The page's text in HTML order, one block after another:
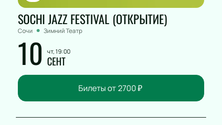
SOCHI JAZZ FESTIVAL (ОТКРЫТИЕ)
Сочи Зимний Театр
10 чт, 19:00
СЕНТ
Билеты от 2700₽